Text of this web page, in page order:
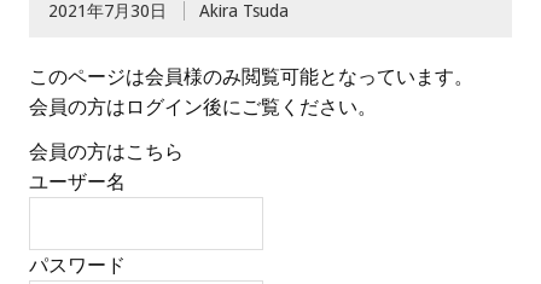
2021年7月30日 Akira Tsuda
このページは会員様のみ閲覧可能となっています。
会員の方はログイン後にご覧ください。
会員の方はこちら
ユーザー名
パスワード